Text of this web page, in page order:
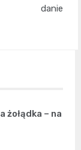
danie
żołądka – na